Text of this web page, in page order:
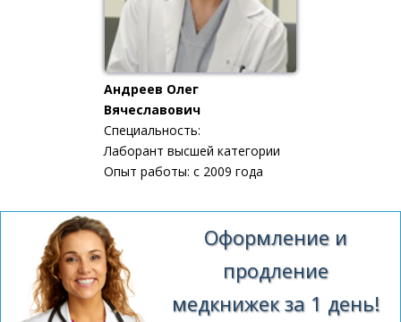
Андреев Олег
Вячеславович
Специальность:
Лаборант высшей категории
Опыт работы: с 2009 года
Оформление и
продление
медкнижек за 1 день!